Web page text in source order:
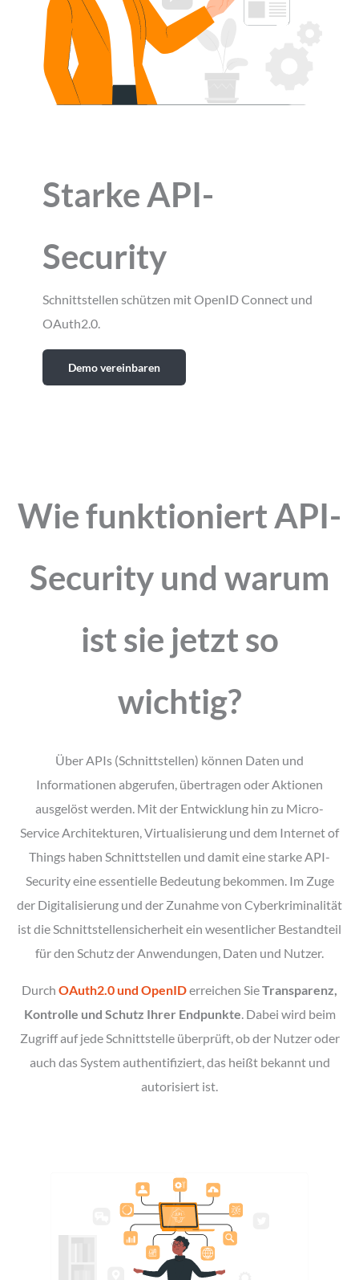
Starke API-
Security
Schnittstellen schützen mit OpenID Connect und
OAuth2.0.
Demo vereinbaren
Wie funktioniert API-
Security und warum
ist sie jetzt so
wichtig?
Über APIs (Schnittstellen) können Daten und
Informationen abgerufen, übertragen oder Aktionen
ausgelöst werden. Mit der Entwicklung hin zu Micro-
Service Architekturen, Virtualisierung und dem Internet of
Things haben Schnittstellen und damit eine starke API-
Security eine essentielle Bedeutung bekommen. Im Zuge
der Digitalisierung und der Zunahme von Cyberkriminalität
ist die Schnittstellensicherheit ein wesentlicher Bestandteil
für den Schutz der Anwendungen, Daten und Nutzer.
Durch OAuth2.0 und OpenIDerreichen SieTransparenz,
Kontrolle und Schutz Ihrer Endpunkte. Dabei wird beim
Zugriff auf jede Schnittstelle überprüft, ob der Nutzer oder
auch das System authentifiziert, das heißt bekannt und
autorisiert ist.